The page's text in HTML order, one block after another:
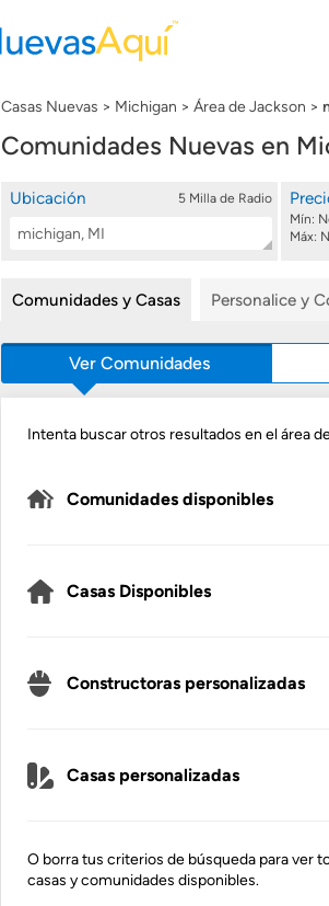
Casas Nuevas Michigan Área de Jackson
Comunidades Nuevas en
Ubicación 5 Milla de Radio
Search
Buscar
Mín:
Máx:
Comunidades y Casas Personalice y
Ver Comunidades
Intenta buscar otros resultados en el área
Comunidades disponibles
Casas Disponibles
Constructoras personalizadas
Casas personalizadas
O borra tus criterios de búsqueda para ver
casas y comunidades disponibles.